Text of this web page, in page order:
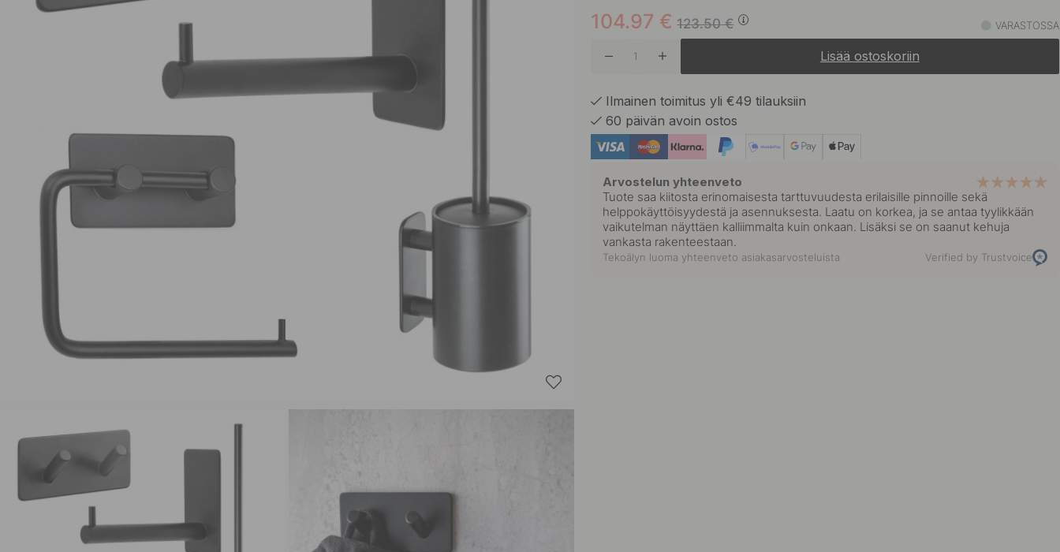
Ruostumaton Teräs
Varastossa
128.77 €
Kromi
123.50€
104.97 € VARASTOSSA
Lisää ostoskoriin
Ilmainen toimitus yli €49 tilauksiin
60 päivän avoin ostos
Arvostelun yhteenveto
Tuote saa kiitosta erinomaisesta tarttuvuudesta erilaisille pinnoille sekä
helppokäyttöisyydestä ja asennuksesta. Laatu on korkea, ja se antaa tyylikkään
vaikutelman näyttäen kalliimmalta kuin onkaan. Lisäksi se on saanut kehuja
vankasta rakenteestaan.
Tekoälyn luoma yhteenveto asiakasarvosteluista Verified by Trustvoice